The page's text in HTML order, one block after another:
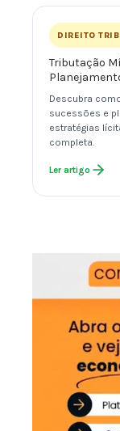
DIREITO
Tributação
Descubra
sucessões e
estratégias
completa.
Ler artigo